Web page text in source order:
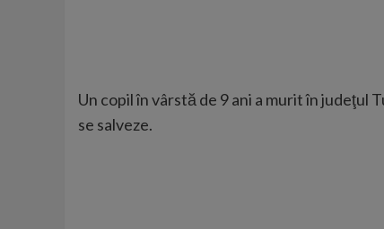
Un copil în vârstă de 9 ani a murit în judeţul
se salveze.